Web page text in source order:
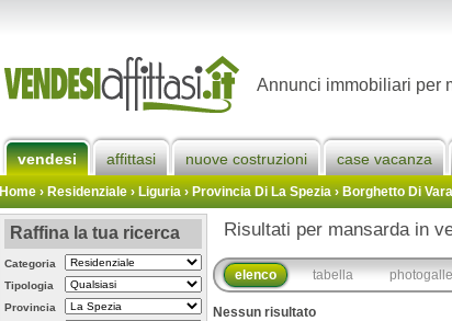
Annunci immobiliari per
vendesi affittasi nuove costruzioni case vacanza
Home› Residenziale › Liguria ›Provincia Di La Spezia›Borghetto Di Vara
Raffina la tua ricerca
Categoria
Tipologia
Provincia
Risultati per mansarda in
elenco tabella
Nessun risultato